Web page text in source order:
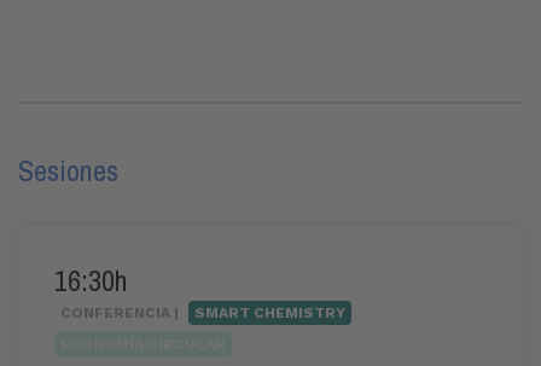
Sesiones
16:30h
CONFERENCIA |
SMART CHEMISTRY